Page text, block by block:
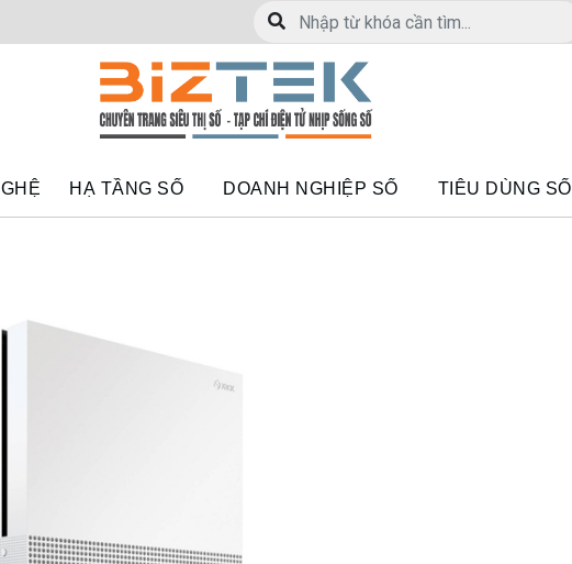
HẠ TẦNG SỐ DOANH NGHIỆP SỐ TIÊU DÙNG SỐ